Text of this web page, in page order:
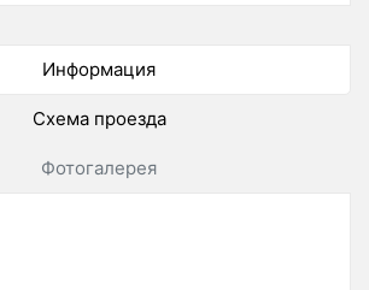
Информация
Схема проезда
Фотогалерея